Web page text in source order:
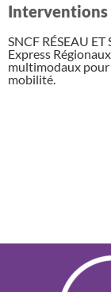
Interventions
SNCF RÉSEAU
Express
multimodaux pour
mobilité.